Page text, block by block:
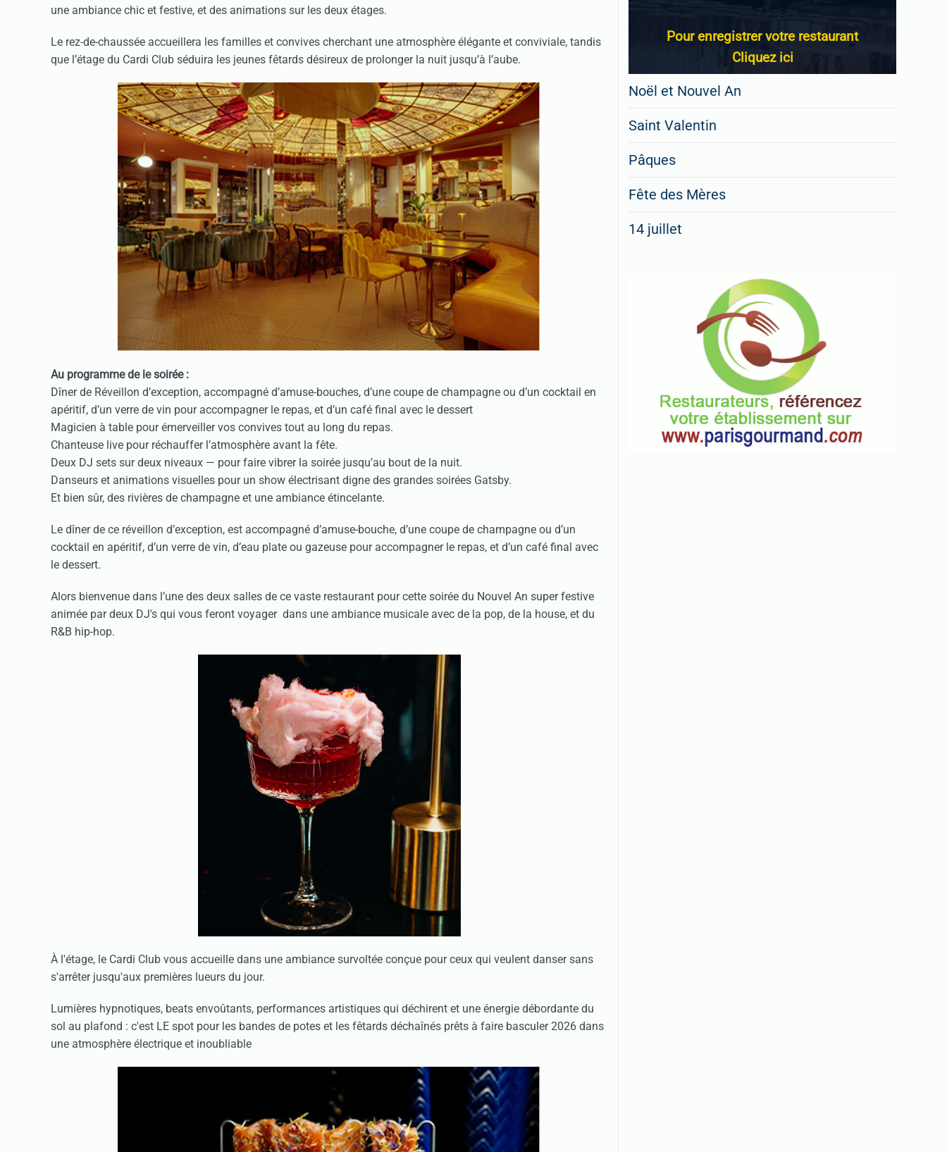
une ambiance chic et festive, et des animations sur les deux étages.
Le rez-de-chaussée accueillera les familles et convives cherchant une atmosphère élégante et conviviale, tandis
que l’étage du Cardi Club séduira les jeunes fêtards désireux de prolonger la nuit jusqu’à l’aube.
Au programme de le soirée :
Dîner de Réveillon d’exception, accompagné d’amuse-bouches, d’une coupe de champagne ou d’un cocktail en
apéritif, d’un verre de vin pour accompagner le repas, et d’un café final avec le dessert
Magicien à table pour émerveiller vos convives tout au long du repas.
Chanteuse live pour réchauffer l’atmosphère avant la fête.
Deux DJ sets sur deux niveaux — pour faire vibrer la soirée jusqu’au bout de la nuit.
Danseurs et animations visuelles pour un show électrisant digne des grandes soirées Gatsby.
Et bien sûr, des rivières de champagne et une ambiance étincelante.
Le dîner de ce réveillon d’exception, est accompagné d’amuse-bouche, d’une coupe de champagne ou d’un
cocktail en apéritif, d’un verre de vin, d’eau plate ou gazeuse pour accompagner le repas, et d’un café final avec
le dessert.
Alors bienvenue dans l’une des deux salles de ce vaste restaurant pour cette soirée du Nouvel An super festive
animée par deux DJ's qui vous feront voyager dans une ambiance musicale avec de la pop, de la house, et du
R&B hip-hop.
À l'étage, le Cardi Club vous accueille dans une ambiance survoltée conçue pour ceux qui veulent danser sans
s'arrêter jusqu'aux premières lueurs du jour.
Lumières hypnotiques, beats envoûtants, performances artistiques qui déchirent et une énergie débordante du
sol au plafond : c'est LE spot pour les bandes de potes et les fêtards déchaînés prêts à faire basculer 2026 dans
une atmosphère électrique et inoubliable
Pour enregistrer votre restaurant
Cliquez ici
Noël et Nouvel An
Saint Valentin
Pâques
Fête des Mères
14 juillet